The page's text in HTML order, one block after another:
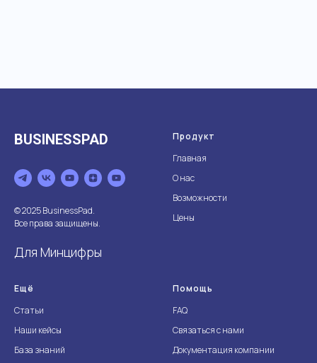
BUSINESSPAD
© 2025 BusinessPad.
Все права защищены.
Для Минцифры
Продукт
Главная
О нас
Возможности
Цены
Ещё
Статьи
Наши кейсы
База знаний
Помощь
FAQ
Связаться с нами
Документация компании